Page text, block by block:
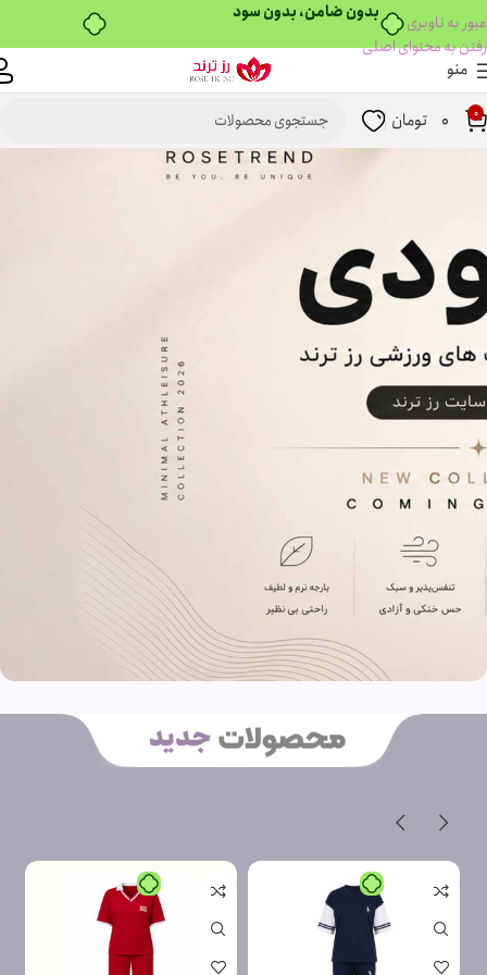
خرید قسطی با ترب‌پی
عبور به ناوبری
رفتن به محتوای اصلی
منو
0
0 تومان